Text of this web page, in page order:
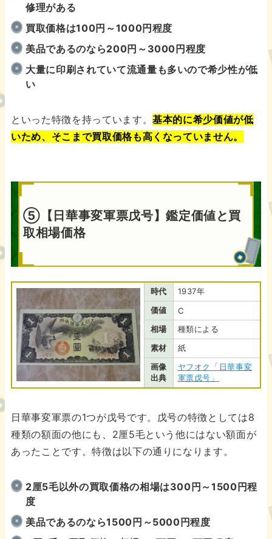
修理がある
買取価格は100円～1000円程度
美品であるのなら200円～3000円程度
大量に印刷されていて流通量も多いので希少性が低
い
といった特徴を持っています。基本的に希少価値が低
いため、そこまで買取価格も高くなっていません。
⑤【日華事変軍票戊号】鑑定価値と買
取相場価格
時代
1937年
価値
C
相場
種類による
素材
紙
画像
出典
ヤフオク「日華事変
軍票戊号」
日華事変軍票の1つが戊号です。戊号の特徴としては8
種類の額面の他にも、2厘5毛という他にはない額面が
あったことです。特徴は以下の通りになります。
2厘5毛以外の買取価格の相場は300円～1500円程
度
美品であるのなら1500円～5000円程度